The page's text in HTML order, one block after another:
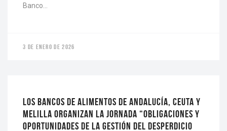
Banco…
3 DE ENERO DE 2026
LOS BANCOS DE ALIMENTOS DE ANDALUCÍA, CEUTA Y
MELILLA ORGANIZAN LA JORNADA “OBLIGACIONES Y
OPORTUNIDADES DE LA GESTIÓN DEL DESPERDICIO